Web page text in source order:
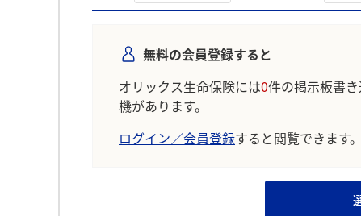
無料の会員登録すると
オリックス生命保険には0件の掲示板書
機があります。
ログイン／会員登録すると閲覧できます。